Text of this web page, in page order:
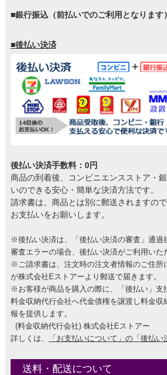
■銀行振込（前払いでのご利用となります）
■後払い決済
後払い決済手数料：0円
商品の到着後、コンビニエンスストア・
いのできる安心・簡単な決済方法です。
請求書は、商品とは別に郵送されますの
お支払いをお願いします。
※後払い決済は、「後払い決済の審査」通過
審査エラーの場合、後払い決済がご利用いた
※ご請求書は、注文時の注文者情報のご住所
が株式会社Eストアーより郵送で届きます。
※お客様が商品を購入の際に、「後払い」支
料金収納代行会社へ代金債権を譲渡し料金収
報を提供します。
(料金収納代行会社) 株式会社Eストアー
詳しくは、
「お支払いについて」の「後払い
送料・配送について